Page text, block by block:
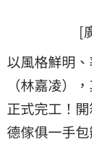
[
以風格鮮明
（林嘉凌）
正式完工！
德傢俱一手